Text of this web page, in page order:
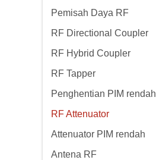
Pemisah Daya RF
RF Directional Coupler
RF Hybrid Coupler
RF Tapper
Penghentian PIM rendah
RF Attenuator
Attenuator PIM rendah
Antena RF